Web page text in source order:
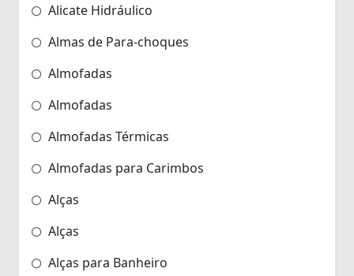
Alicate Hidráulico
Almas de Para-choques
Almofadas
Almofadas
Almofadas Térmicas
Almofadas para Carimbos
Alças
Alças
Alças para Banheiro